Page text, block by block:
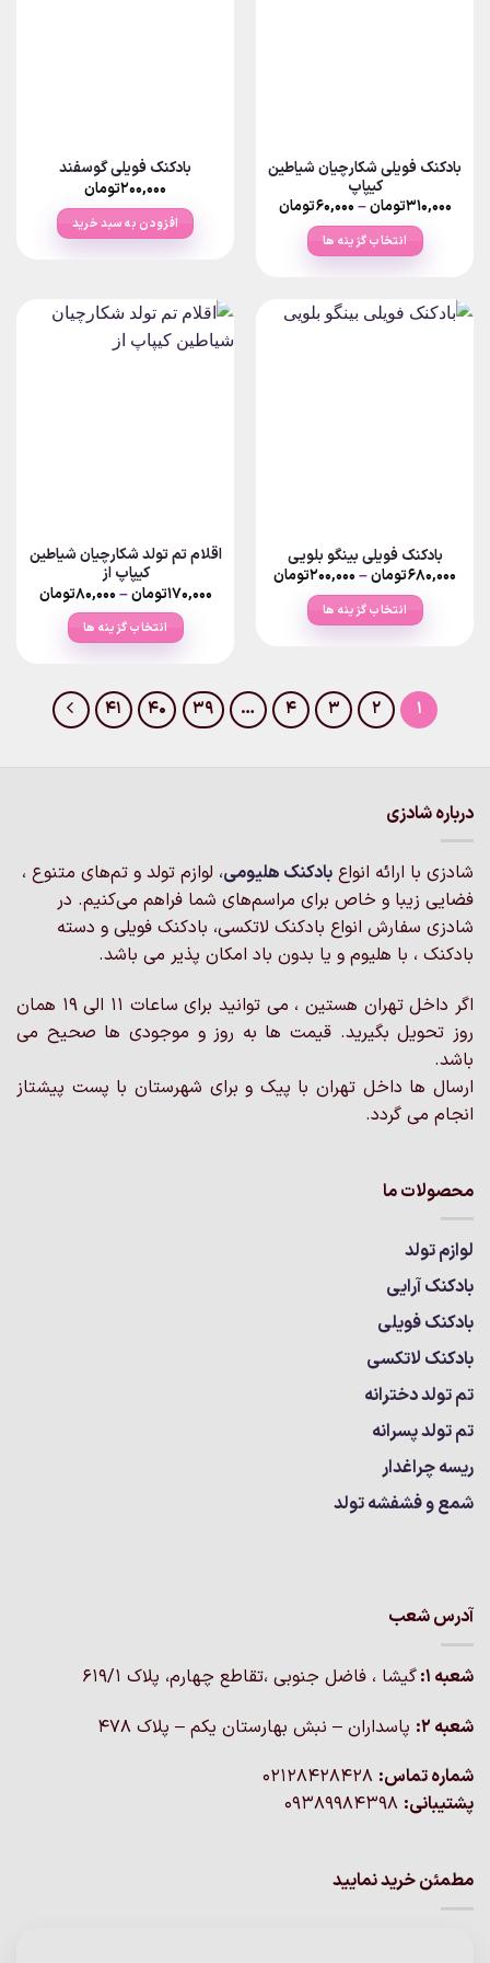
صفحه
محصول
انتخاب
شوند
بادکنک فویلی شکارچیان شیاطین
کیپاپ
۳۱۰,۰۰۰تومان–۶۰,۰۰۰تومانPrice
انتخاب گزینه ها
دارای
صفحه
محصول
انتخاب
شوند
بادکنک فویلی گوسفند
۲۰۰,۰۰۰تومان
افزودن به سبد خرید
بادکنک فویلی بینگو بلویی
۶۸۰,۰۰۰تومان–۲۰۰,۰۰۰تومانPrice
۲۰۰,۰۰۰تومان انتخاب گزینه ها
انواع
مختلفی
است
در
صفحه
محصول
انتخاب
اقلام تم تولد شکارچیان شیاطین
کیپاپ از
۱۷۰,۰۰۰تومان–۸۰,۰۰۰تومانPrice
انتخاب گزینه ها
دارای
انواع
ممکن
است
در
صفحه
محصول
شوند
1
2
3
4
…
39
40
41
درباره شادزی
شادزی با ارائه انواع بادکنک‌ هلیومی، لوازم تولد و تم‌های متنوع ،
فضایی زیبا و خاص برای مراسم‌های شما فراهم می‌کنیم. در
شادزی سفارش انواع بادکنک لاتکسی، بادکنک فویلی و دسته
بادکنک ، با هلیوم و یا بدون باد امکان پذیر می باشد.
اگر داخل تهران هستین ، می توانید برای ساعات 11 الی 19 همان
روز تحویل بگیرید. قیمت ها به روز و موجودی ها صحیح می
باشد.
ارسال ها داخل تهران با پیک و برای شهرستان با پست پیشتاز
انجام می گردد.
محصولات ما
لوازم تولد
بادکنک آرایی
بادکنک فویلی
بادکنک لاتکسی
تم تولد دخترانه
تم تولد پسرانه
ریسه چراغدار
شمع و فشفشه تولد
آدرس شعب
شعبه 1:
گيشا ، فاضل جنوبی ،تقاطع چهارم، پلاک 619/1
شعبه 2:
پاسداران – نبش بهارستان یکم – پلاک ۴۷۸
شماره تماس:
پشتیبانی:
مطمئن خرید نمایید